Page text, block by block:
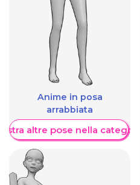
Anime in posa
arrabbiata
altre pose nella categoria